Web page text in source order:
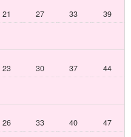
21 27 33 39
23 30 37 44
26 33 40 47